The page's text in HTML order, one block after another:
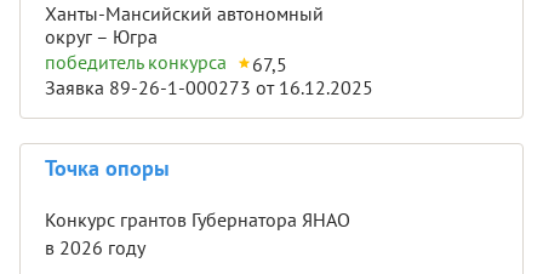
Ханты-Мансийский автономный
округ – Югра
победитель конкурса
67,5
Заявка 89-26-1-000273 от 16.12.2025
Точка опоры
Конкурс грантов Губернатора ЯНАО
в 2026 году